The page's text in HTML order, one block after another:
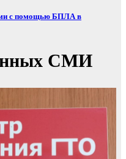
с помощью БПЛА в